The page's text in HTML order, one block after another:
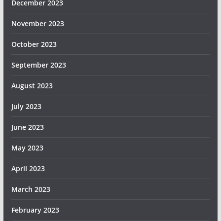
December 2023
November 2023
October 2023
September 2023
August 2023
July 2023
June 2023
May 2023
April 2023
March 2023
February 2023